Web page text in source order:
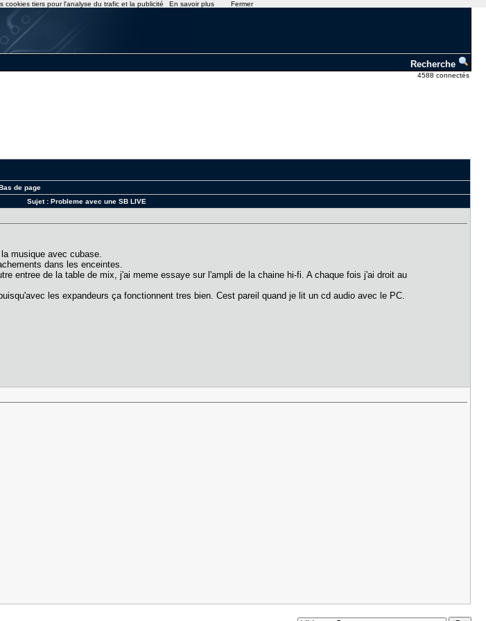
Recherche
4588 connectés
de page
Sujet : Probleme avec une SB LIVE
musique avec cubase.
dans les enceintes.
entree de la table de mix, j'ai meme essaye sur l'ampli de la chaine hi-fi. A chaque fois j'ai droit au
les expandeurs ça fonctionnent tres bien. Cest pareil quand je lit un cd audio avec le PC.
cookies tiers pour l'analyse du trafic et la publicité En savoir plus Fermer